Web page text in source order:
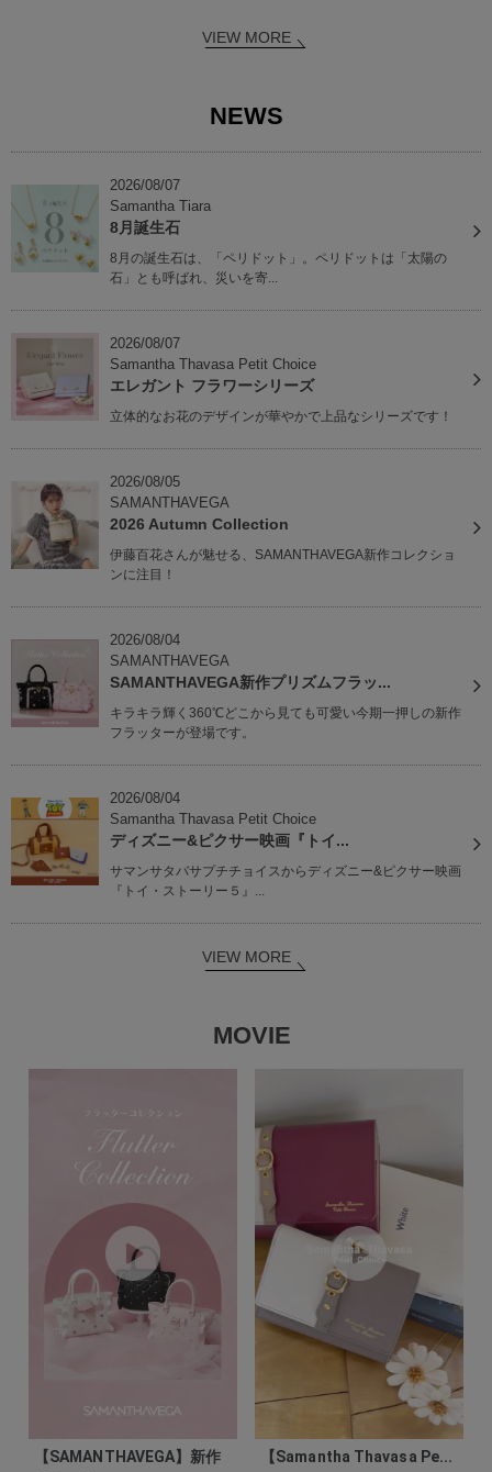
VIEW MORE
NEWS
2026/08/07
Samantha Tiara
8月誕生石
8月の誕生石は、「ペリドット」。ペリドットは「太陽の
石」とも呼ばれ、災いを寄...
2026/08/07
Samantha Thavasa Petit Choice
エレガント フラワーシリーズ
立体的なお花のデザインが華やかで上品なシリーズです！
2026/08/05
SAMANTHAVEGA
2026 Autumn Collection
伊藤百花さんが魅せる、SAMANTHAVEGA新作コレクショ
ンに注目！
2026/08/04
SAMANTHAVEGA
SAMANTHAVEGA新作プリズムフラッ...
キラキラ輝く360℃どこから見ても可愛い今期一押しの新作
フラッターが登場です。
2026/08/04
Samantha Thavasa Petit Choice
ディズニー&ピクサー映画『トイ...
サマンサタバサプチチョイスからディズニー&ピクサー映画
『トイ・ストーリー５』...
VIEW MORE
MOVIE
【SAMANTHAVEGA】新作
【Samantha Thavasa Pe...